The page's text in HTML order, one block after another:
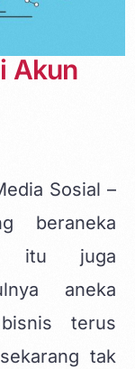
Akun
Sosial –
beraneka
itu juga
aneka
terus
tak